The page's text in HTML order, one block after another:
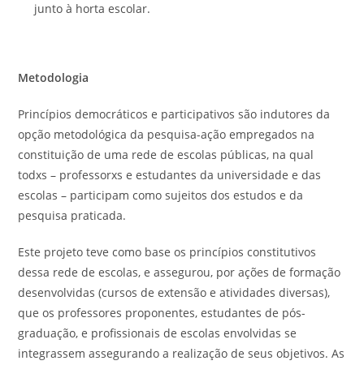
junto à horta escolar.
Metodologia
Princípios democráticos e participativos são indutores da
opção metodológica da pesquisa-ação empregados na
constituição de uma rede de escolas públicas, na qual
todxs – professorxs e estudantes da universidade e das
escolas – participam como sujeitos dos estudos e da
pesquisa praticada.
Este projeto teve como base os princípios constitutivos
dessa rede de escolas, e assegurou, por ações de formação
desenvolvidas (cursos de extensão e atividades diversas),
que os professores proponentes, estudantes de pós-
graduação, e profissionais de escolas envolvidas se
integrassem assegurando a realização de seus objetivos. As